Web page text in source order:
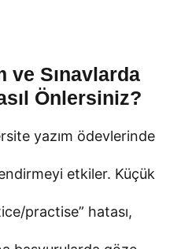
ve Sınavlarda
Önlersiniz?
yazım ödevlerinde
etkiler. Küçük
practise” hatası,